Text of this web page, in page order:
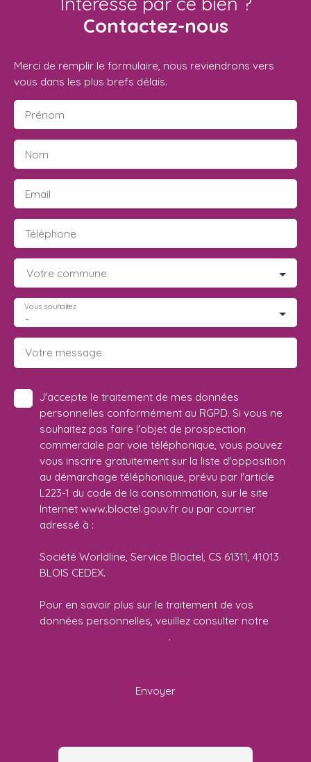
Contactez-nous
Merci de remplir le formulaire, nous reviendrons vers
vous dans les plus brefs délais.
Prénom
Nom
Email
Téléphone
Votre commune
-
Vous souhaitez
Votre message
J'accepte le traitement de mes données
personnelles conformément au RGPD. Si vous ne
souhaitez pas faire l'objet de prospection
commerciale par voie téléphonique, vous pouvez
vous inscrire gratuitement sur la liste d'opposition
au démarchage téléphonique, prévu par l'article
L223-1 du code de la consommation, sur le site
Internet www.bloctel.gouv.fr ou par courrier
adressé à :
Société Worldline, Service Bloctel, CS 61311, 41013
BLOIS CEDEX.
Pour en savoir plus sur le traitement de vos
données personnelles, veuillez consulter notre
.
Envoyer